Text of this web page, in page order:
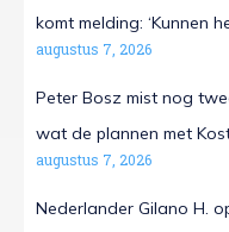
komt melding: ‘Kunnen
augustus 7, 2026
Peter Bosz mist nog
wat de plannen met
augustus 7, 2026
Nederlander Gilano H.